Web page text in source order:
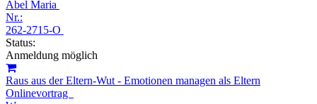
Abel Maria
Nr.:
262-2715-O
Status:
Anmeldung möglich
Raus aus der Eltern-Wut - Emotionen managen als Eltern
Onlinevortrag